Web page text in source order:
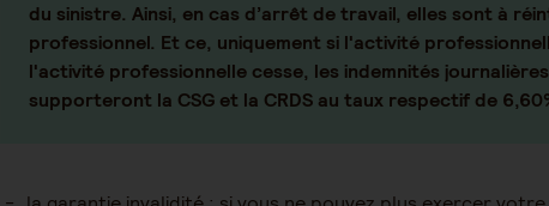
du sinistre. Ainsi, en cas d’arrêt de travail, elles sont à
professionnel. Et ce, uniquement si l'activité
l'activité professionnelle cesse, les indemnités
supporteront la CSG et la CRDS au taux respectif de